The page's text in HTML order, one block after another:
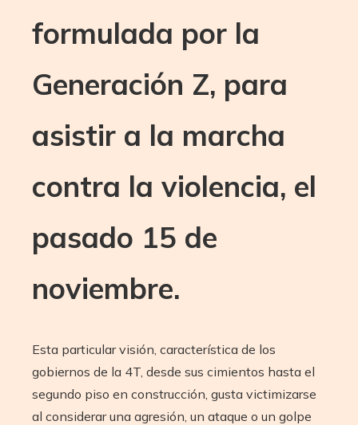
formulada por la
Generación Z, para
asistir a la marcha
contra la violencia, el
pasado 15 de
noviembre.
Esta particular visión, característica de los
gobiernos de la 4T, desde sus cimientos hasta el
segundo piso en construcción, gusta victimizarse
al considerar una agresión, un ataque o un golpe